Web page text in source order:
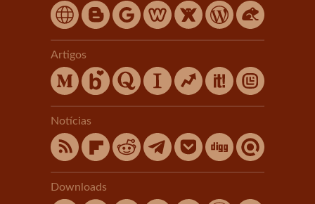
Artigos
Notícias
Downloads